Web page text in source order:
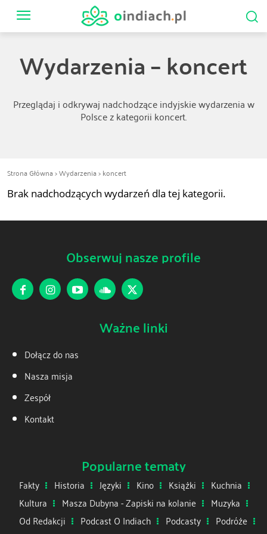
Wydarzenia – koncert
Przeglądaj i odkrywaj nadchodzące indyjskie wydarzenia w
Polsce z kategorii koncert.
Strona Główna>Wydarzenia> koncert
Brak nadchodzących wydarzeń dla tej kategorii.
Obserwuj nasze profile
Ważne linki
Dołącz do nas
Nasza misja
Zespół
Kontakt
Popularne tematy
Fakty Historia Języki Kino Książki
Kuchnia
Kultura
Masza Dubyna - Zapiski na kolanie
Muzyka
Od Redakcji
Podcast O Indiach Podcasty
Podróże